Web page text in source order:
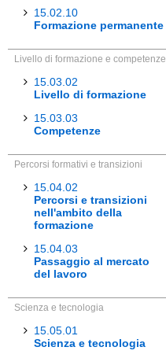
15.02.10
Formazione permanente
Livello di formazione e competenze
15.03.02
Livello di formazione
15.03.03
Competenze
Percorsi formativi e transizioni
15.04.02
Percorsi e transizioni
nell'ambito della
formazione
15.04.03
Passaggio al mercato
del lavoro
Scienza e tecnologia
15.05.01
Scienza e tecnologia